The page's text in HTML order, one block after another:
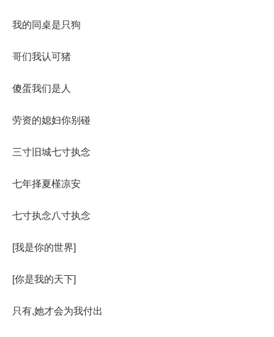
我的同桌是只狗
哥们我认可猪
傻蛋我们是人
劳资的媳妇你别碰
三寸旧城七寸执念
七年择夏槿凉安
七寸执念八寸执念
[我是你的世界]
[你是我的天下]
只有,她才会为我付出